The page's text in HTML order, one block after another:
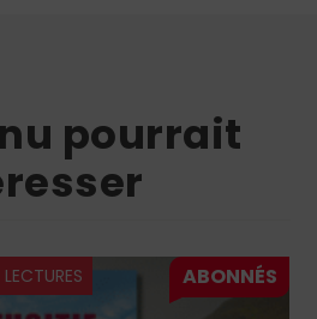
pourrait
LECTURES